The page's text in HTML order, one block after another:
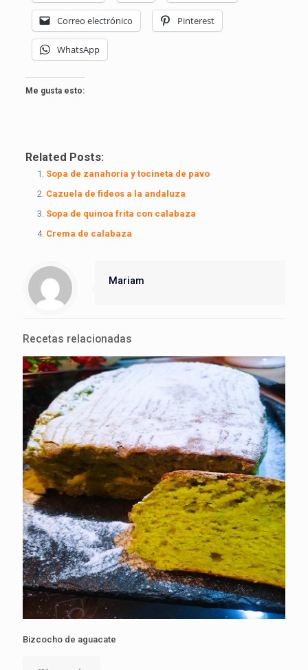
Correo electrónico Pinterest
WhatsApp
Me gusta esto:
Related Posts:
Sopa de zanahoria y tocineta de pavo
Cazuela de fideos a la andaluza
Sopa de quinoa frita con calabaza
Crema de calabaza
Mariam
Recetas relacionadas
Bizcocho de aguacate